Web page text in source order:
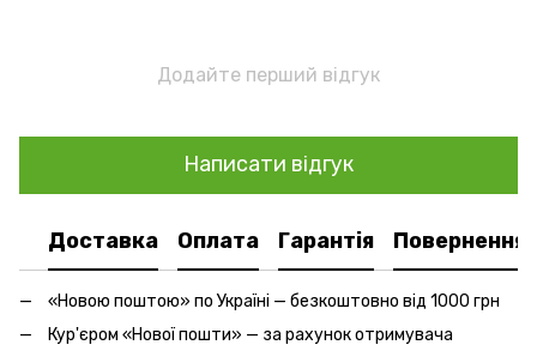
Додайте перший відгук
Написати відгук
Доставка Оплата Гарантія Повернення
«Новою поштою» по Україні — безкоштовно від 1000 грн
Кур'єром «Нової пошти» — за рахунок отримувача